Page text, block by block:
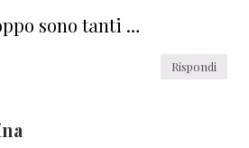
sono tanti …
Rispondi